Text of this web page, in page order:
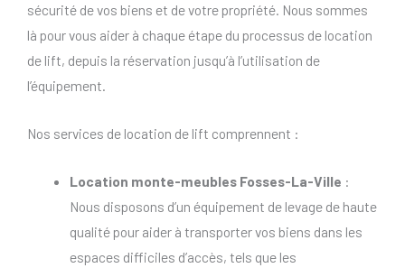
sécurité de vos biens et de votre propriété. Nous sommes
là pour vous aider à chaque étape du processus de location
de lift, depuis la réservation jusqu’à l’utilisation de
l’équipement.
Nos services de location de lift comprennent :
Location monte-meubles Fosses-La-Ville :
Nous disposons d’un équipement de levage de haute
qualité pour aider à transporter vos biens dans les
espaces difficiles d’accès, tels que les